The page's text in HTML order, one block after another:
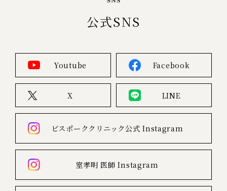
公式SNS
Youtube Facebook
X LINE
ビスポーククリニック公式 Instagram
室孝明 医師 Instagram